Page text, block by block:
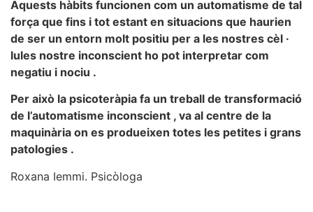
Aquests hàbits funcionen com un automatisme de tal
força que fins i tot estant en situacions que haurien
de ser un entorn molt positiu per a les nostres cèl ·
lules nostre inconscient ho pot interpretar com
negatiu i nociu .
Per això la psicoteràpia fa un treball de transformació
de l’automatisme inconscient , va al centre de la
maquinària on es produeixen totes les petites i grans
patologies .
Roxana Iemmi. Psicòloga